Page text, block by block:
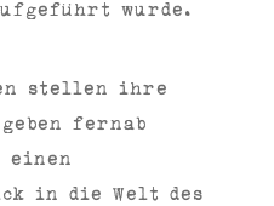
wurde.
stellen ihre
fernab
einen
in die Welt des